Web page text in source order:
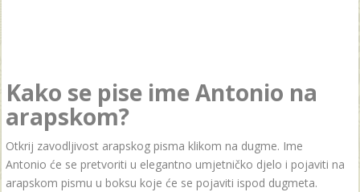
Kako se pise ime Antonio na
arapskom?
Otkrij zavodljivost arapskog pisma klikom na dugme. Ime
Antonio će se pretvoriti u elegantno umjetničko djelo i pojaviti na
arapskom pismu u boksu koje će se pojaviti ispod dugmeta.